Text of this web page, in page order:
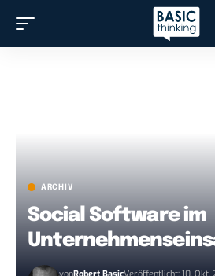
ARCHIV
Social Software im